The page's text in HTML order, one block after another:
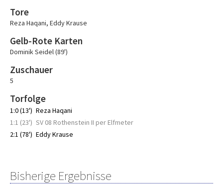
Tore
Reza Haqani, Eddy Krause
Gelb-Rote Karten
Dominik Seidel (89')
Zuschauer
5
Torfolge
1:0 (13') Reza Haqani
1:1 (23') SV 08 Rothenstein II per Elfmeter
2:1 (78') Eddy Krause
Bisherige Ergebnisse